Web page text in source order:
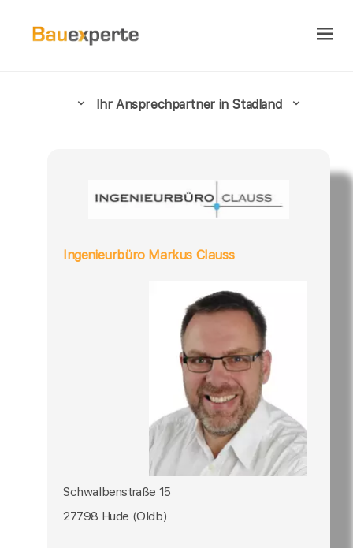
Ihr Ansprechpartner in Stadland
Ingenieurbüro Markus Clauss
Schwalbenstraße 15
27798 Hude (Oldb)